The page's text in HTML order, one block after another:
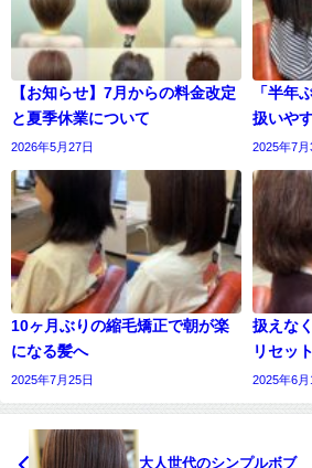
【お知らせ】7月からの料金改定
と夏季休業について
2026年5月27日
「半年
扱いやす
2025年7月
10ヶ月ぶりの縮毛矯正で朝が楽
になる髪へ
2025年7月25日
扱えな
リセット
2025年6月
大人世代のシンプルボブ